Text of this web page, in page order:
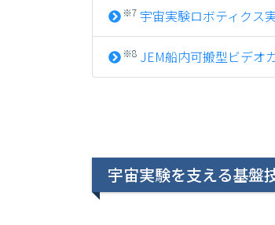
※7 宇宙実験ロボティクス
※8 JEM船内可搬型ビデオ
宇宙実験を支える基盤